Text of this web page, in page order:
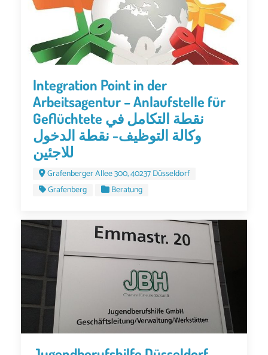
Integration Point in der
Arbeitsagentur – Anlaufstelle für
Geflüchtete نقطة التكامل في
وكالة التوظيف- نقطة الدخول
للاجئين
Grafenberger Allee 300, 40237 Düsseldorf
Grafenberg
Beratung